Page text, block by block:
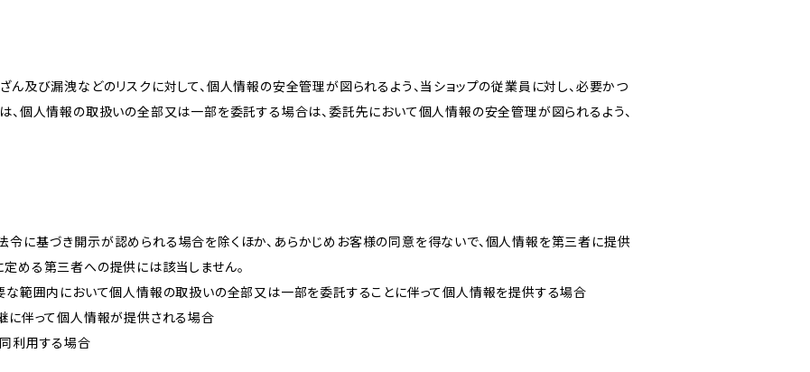
ん及び漏洩などのリスクに対して、個人情報の安全管理が図られるよう、当ショップの従業員に対し、必要かつ
は、個人情報の取扱いの全部又は一部を委託する場合は、委託先において個人情報の安全管理が図られるよう、
令に基づき開示が認められる場合を除くほか、あらかじめお客様の同意を得ないで、個人情報を第三者に提供
定める第三者への提供には該当しません。
な範囲内において個人情報の取扱いの全部又は一部を委託することに伴って個人情報を提供する場合
に伴って個人情報が提供される場合
利用する場合